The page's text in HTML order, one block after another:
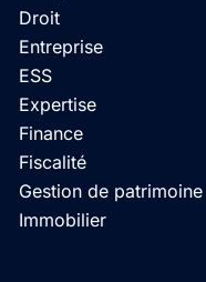
Droit
Entreprise
ESS
Expertise
Finance
Fiscalité
Gestion de patrimoine
Immobilier